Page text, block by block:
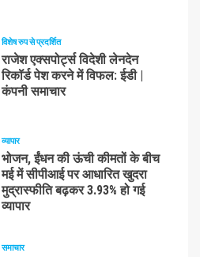
विशेष रुप से प्रदर्शित
राजेश एक्सपोर्ट्स विदेशी लेनदेन
रिकॉर्ड पेश करने में विफल: ईडी |
कंपनी समाचार
व्यापार
भोजन, ईंधन की ऊंची कीमतों के बीच
मई में सीपीआई पर आधारित खुदरा
मुद्रास्फीति बढ़कर 3.93% हो गई
व्यापार
समाचार